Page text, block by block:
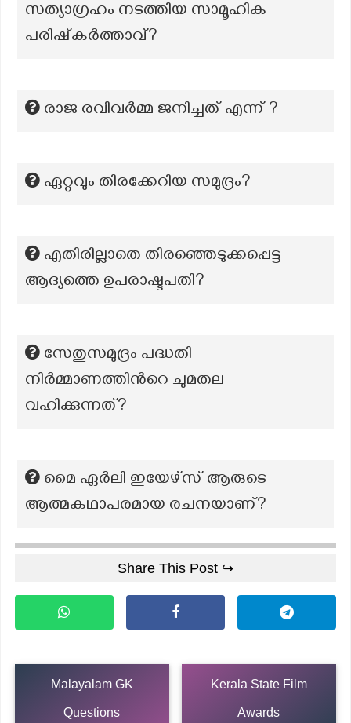
സത്യാഗ്രഹം നടത്തിയ സാമൂഹിക
പരിഷ്‌കർത്താവ്?
രാജ രവിവർമ്മ ജനിച്ചത് എന്ന് ?
ഏറ്റവും തിരക്കേറിയ സമുദ്രം?
എതിരില്ലാതെ തിരഞ്ഞെടുക്കപ്പെട്ട
ആദ്യത്തെ ഉപരാഷ്ടപതി?
സേതുസമുദ്രം പദ്ധതി
നിർമ്മാണത്തിന്‍റെ ചുമതല
വഹിക്കുന്നത്?
മൈ ഏർലി ഇയേഴ്സ് ആരുടെ
ആത്മകഥാപരമായ രചനയാണ്‌?
Share This Post ↪
Malayalam GK
Questions
Kerala State Film
Awards